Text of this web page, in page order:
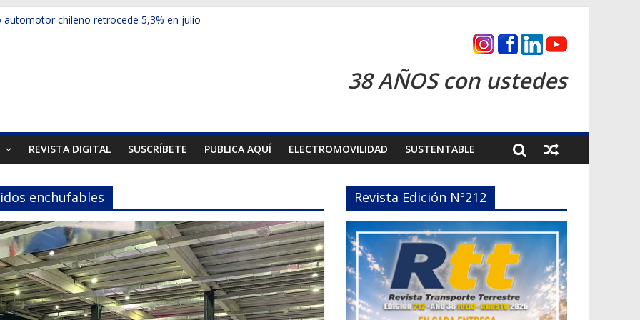
automotor chileno retrocede 5,3% en julio
presentó la recién estrenada Bolden en la Expo Compras Públicas 2026
mercado internacional en lanzar la nueva Maxus T70
38 AÑOS con ustedes
REVISTA DIGITAL SUSCRÍBETE PUBLICA AQUÍ ELECTROMOVILIDAD SUSTENTABLE
enchufables Revista Edición Nº212